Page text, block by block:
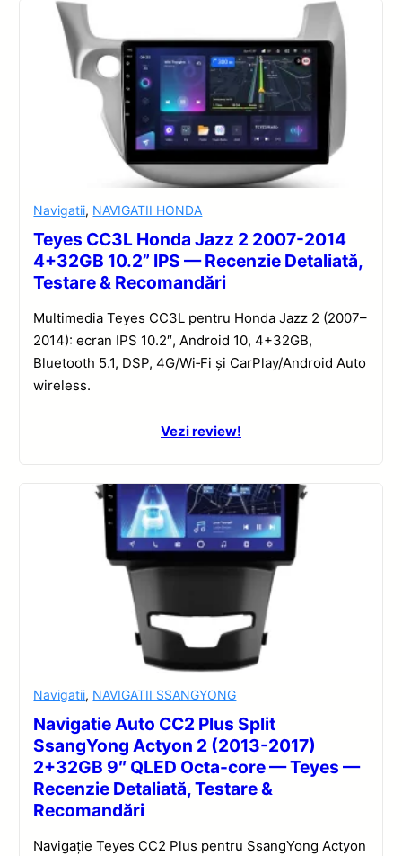
Navigatii, NAVIGATII HONDA
Teyes CC3L Honda Jazz 2 2007-2014
4+32GB 10.2” IPS — Recenzie Detaliată,
Testare & Recomandări
Multimedia Teyes CC3L pentru Honda Jazz 2 (2007–
2014): ecran IPS 10.2″, Android 10, 4+32GB,
Bluetooth 5.1, DSP, 4G/Wi‑Fi și CarPlay/Android Auto
wireless.
Vezi review!
Navigatii, NAVIGATII SSANGYONG
Navigatie Auto CC2 Plus Split
SsangYong Actyon 2 (2013-2017)
2+32GB 9″ QLED Octa-core — Teyes —
Recenzie Detaliată, Testare &
Recomandări
Navigație Teyes CC2 Plus pentru SsangYong Actyon